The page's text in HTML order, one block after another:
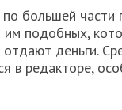
большей части
подобных,
деньги.
в редакторе,